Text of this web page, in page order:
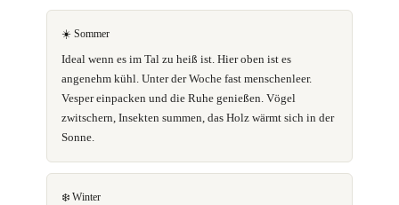
☀️ Sommer
Ideal wenn es im Tal zu heiß ist. Hier oben ist es
angenehm kühl. Unter der Woche fast menschenleer.
Vesper einpacken und die Ruhe genießen. Vögel
zwitschern, Insekten summen, das Holz wärmt sich in der
Sonne.
❄️ Winter